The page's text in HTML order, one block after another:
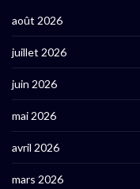
août 2026
juillet 2026
juin 2026
mai 2026
avril 2026
mars 2026